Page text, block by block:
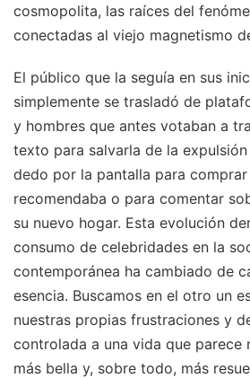
cosmopolita, las raíces del
conectadas al viejo magnetismo
El público que la seguía en sus
simplemente se trasladó de
y hombres que antes votaban a
texto para salvarla de la
dedo por la pantalla para
recomendaba o para comentar
su nuevo hogar. Esta evolución
consumo de celebridades en la
contemporánea ha cambiado de
esencia. Buscamos en el otro un
nuestras propias frustraciones y
controlada a una vida que parece
más bella y, sobre todo, más